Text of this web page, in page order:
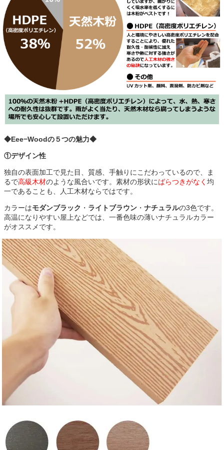
◆Eee−Woodの５つの魅力◆
①デザイン性
独自の表面加工で見た目、質感、手触りにこだわっているので、ま
るで高級木材のような風合いです。素材の形状にばらつきがなく 均
一であることも、人工木材ならではです。
カラーはモダンブラック ・ ライトブラウン ・ ナチュラルの3色です。
高温になりやすい屋上などでは、一番色味の薄いナチュラルカラー
がオススメです。